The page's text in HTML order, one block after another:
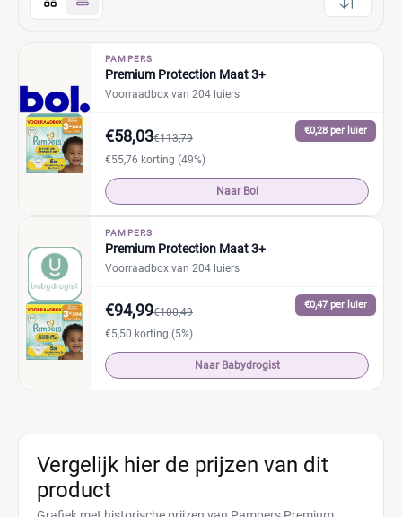
PAMPERS
Premium Protection Maat 3+
Voorraadbox van 204 luiers
€0,28 per luier
€58,03€113,79
€55,76 korting (49%)
Naar Bol
PAMPERS
Premium Protection Maat 3+
Voorraadbox van 204 luiers
€0,47 per luier
€94,99€100,49
€5,50 korting (5%)
Naar Babydrogist
Vergelijk hier de prijzen van dit
product